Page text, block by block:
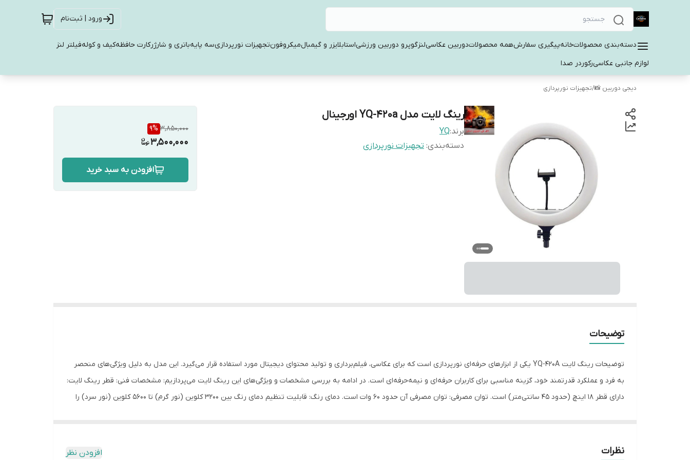
ورود | ثبت‌نام
دسته‌بندی محصولاتخانهپیگیری سفارشهمه محصولاتدوربین عکاسیلنزگوپرو دوربین ورزشیاستابلایزر و گیمبالمیکروفونتجهیزات نورپردازیسه پایهباتری و شارژرکارت حافظهکیف و کولهفیلتر لنز
لوازم جانبی عکاسیرکوردر صدا
دیجی دوربین 📸/تجهیزات نورپردازی
رینگ لایت مدل YQ-420a اورجینال
برند:YQ
دسته‌بندی: تجهیزات نورپردازی
3,850,000
9%
3,500,000
افزودن به سبد خرید
توضیحات
توضیحات رینگ لایت YQ-420A یکی از ابزارهای حرفه‌ای نورپردازی است که برای عکاسی، فیلم‌برداری و تولید محتوای دیجیتال مورد استفاده قرار می‌گیرد. این مدل به دلیل ویژگی‌های منحصر
به فرد و عملکرد قدرتمند خود، گزینه مناسبی برای کاربران حرفه‌ای و نیمه‌حرفه‌ای است. در ادامه به بررسی مشخصات و ویژگی‌های این رینگ لایت می‌پردازیم: مشخصات فنی: قطر رینگ لایت:
دارای قطر 18 اینچ (حدود 45 سانتی‌متر) است. توان مصرفی: توان مصرفی آن حدود 60 وات است. دمای رنگ: قابلیت تنظیم دمای رنگ بین 3200 کلوین (نور گرم) تا 5600 کلوین (نور سرد) را
مدل‌ها قابلیت استفاده از باتری‌های قابل شارژ را نیز دارند. پرتابل بودن: به همراه کیف حمل عرضه می‌شود که جابجایی و نگهداری آن را آسان می‌کند. چند منظوره بودن: مناسب برای انواع
نظرات افزودن نظر